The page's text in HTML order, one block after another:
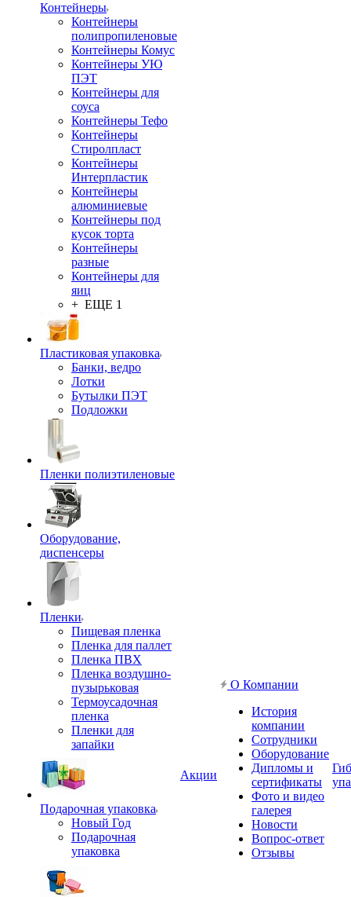
Контейнеры
Контейнеры
полипропиленовые
Контейнеры Комус
Контейнеры УЮ
ПЭТ
Контейнеры для
соуса
Контейнеры Тефо
Контейнеры
Стиролпласт
Контейнеры
Интерпластик
Контейнеры
алюминиевые
Контейнеры под
кусок торта
Контейнеры
разные
Контейнеры для
яиц
+ ЕЩЕ 1
Пластиковая упаковка
Банки, ведро
Лотки
Бутылки ПЭТ
Подложки
Пленки полиэтиленовые
Оборудование,
диспенсеры
Пленки
Пищевая пленка
Пленка для паллет
Пленка ПВХ
Пленка воздушно-
пузырьковая
Термоусадочная
пленка
Пленки для
запайки
Подарочная упаковка
Новый Год
Подарочная
упаковка
Акции
О Компании
История
компании
Сотрудники
Оборудование
Дипломы и
сертификаты
Фото и видео
галерея
Новости
Вопрос-ответ
Отзывы